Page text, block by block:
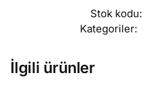
Stok kodu:
Kategoriler:
İlgili ürünler